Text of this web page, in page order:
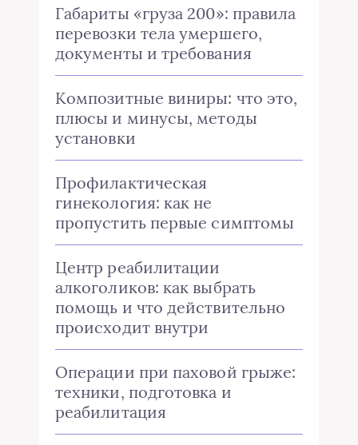
Габариты «груза 200»: правила
перевозки тела умершего,
документы и требования
Композитные виниры: что это,
плюсы и минусы, методы
установки
Профилактическая
гинекология: как не
пропустить первые симптомы
Центр реабилитации
алкоголиков: как выбрать
помощь и что действительно
происходит внутри
Операции при паховой грыже:
техники, подготовка и
реабилитация